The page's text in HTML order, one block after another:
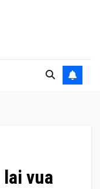
vua